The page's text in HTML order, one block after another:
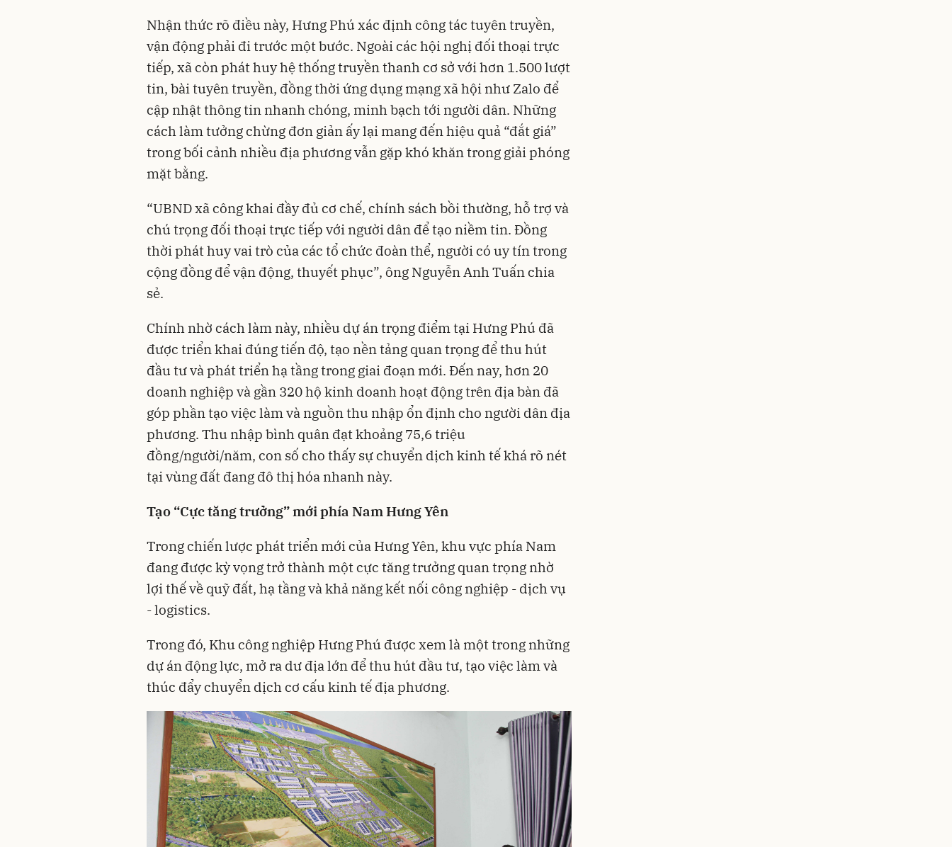
Nhận thức rõ điều này, Hưng Phú xác định công tác tuyên truyền,
vận động phải đi trước một bước. Ngoài các hội nghị đối thoại trực
tiếp, xã còn phát huy hệ thống truyền thanh cơ sở với hơn 1.500 lượt
tin, bài tuyên truyền, đồng thời ứng dụng mạng xã hội như Zalo để
cập nhật thông tin nhanh chóng, minh bạch tới người dân. Những
cách làm tưởng chừng đơn giản ấy lại mang đến hiệu quả “đắt giá”
trong bối cảnh nhiều địa phương vẫn gặp khó khăn trong giải phóng
mặt bằng.
“UBND xã công khai đầy đủ cơ chế, chính sách bồi thường, hỗ trợ và
chú trọng đối thoại trực tiếp với người dân để tạo niềm tin. Đồng
thời phát huy vai trò của các tổ chức đoàn thể, người có uy tín trong
cộng đồng để vận động, thuyết phục”, ông Nguyễn Anh Tuấn chia
sẻ.
Chính nhờ cách làm này, nhiều dự án trọng điểm tại Hưng Phú đã
được triển khai đúng tiến độ, tạo nền tảng quan trọng để thu hút
đầu tư và phát triển hạ tầng trong giai đoạn mới. Đến nay, hơn 20
doanh nghiệp và gần 320 hộ kinh doanh hoạt động trên địa bàn đã
góp phần tạo việc làm và nguồn thu nhập ổn định cho người dân địa
phương. Thu nhập bình quân đạt khoảng 75,6 triệu
đồng/người/năm, con số cho thấy sự chuyển dịch kinh tế khá rõ nét
tại vùng đất đang đô thị hóa nhanh này.
Tạo “Cực tăng trưởng” mới phía Nam Hưng Yên
Trong chiến lược phát triển mới của Hưng Yên, khu vực phía Nam
đang được kỳ vọng trở thành một cực tăng trưởng quan trọng nhờ
lợi thế về quỹ đất, hạ tầng và khả năng kết nối công nghiệp - dịch vụ
- logistics.
Trong đó, Khu công nghiệp Hưng Phú được xem là một trong những
dự án động lực, mở ra dư địa lớn để thu hút đầu tư, tạo việc làm và
thúc đẩy chuyển dịch cơ cấu kinh tế địa phương.